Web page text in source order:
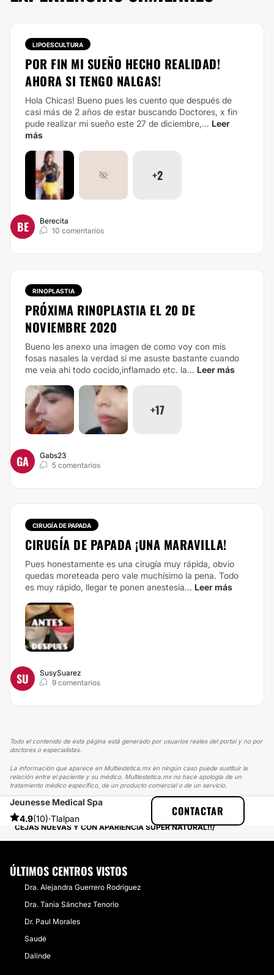
LIPOESCULTURA
POR FIN MI SUEÑO HECHO REALIDAD!
AHORA SI TENGO NALGAS!
Hola Chicas! Bueno pues les cuento que después de
casi más de 2 años de estar buscando Doctores, x fin
pude realizar mi sueño este 27 de diciembre,... Leer
más
+2
BE
Berecita
10 comentarios
RINOPLASTIA
PRÓXIMA RINOPLASTIA EL 20 DE
NOVIEMBRE 2020
Bueno les anexo una imagen de como voy con mis
fosas nasales la verdad si me asuste bastante cuando
me veia ahi todo cocido,inflamado etc. la... Leer más
+17
GA
Gabs23
5 comentarios
CIRUGÍA DE PAPADA
CIRUGÍA DE PAPADA ¡UNA MARAVILLA!
Pues honestamente es una cirugía muy rápida, obvio
quedas moreteada pero vale muchísimo la pena. Todo
es muy rápido, llegar te ponen anestesia... Leer más
SU
SusySuarez
9 comentarios
Todo el contenido de esta página está generado por usuarios reales del portal y no por
doctores o especialistas.
La información que aparece en Multiestetica.mx en ningún caso puede sustituir la
relación entre el paciente y su médico. Multiestetica.mx no hace apología de un
tratamiento médico específico, de un producto comercial o de un servicio.
Jeunesse Medical Spa
4.9(10)·Tlalpan
CONTACTAR
MULTIESTETICA
EXPERIENCIAS
EXPERIENCIAS SOBRE MICROBLADING
CEJAS NUEVAS Y CON APARIENCIA SÚPER NATURAL!!
ÚLTIMOS CENTROS VISTOS
Dra. Alejandra Guerrero Rodriguez
Dra. Tania Sánchez Tenorio
Dr. Paul Morales
Saudé
Dalinde